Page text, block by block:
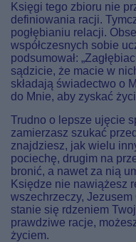
Księgi tego zbioru nie
definiowania racji.
pogłębianiu relacji.
współczesnych sobie
podsumował:
sądzicie, że macie w
składają świadectwo o
do Mnie, aby zyskać
Trudno o lepsze ujęcie
zamierzasz szukać
znajdziesz, jak wielu
pociechę, drugim na
bronić, a nawet za nią
Księdze nie nawiążesz
wszechrzeczy,
stanie się rdzeniem
prawdziwe racje,
życiem.